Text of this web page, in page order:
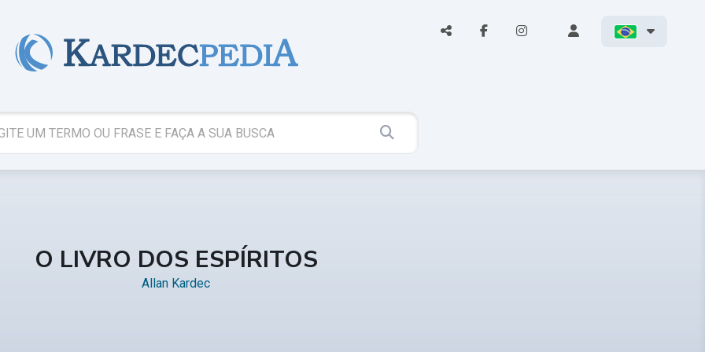
O LIVRO DOS ESPÍRITOS
Allan Kardec